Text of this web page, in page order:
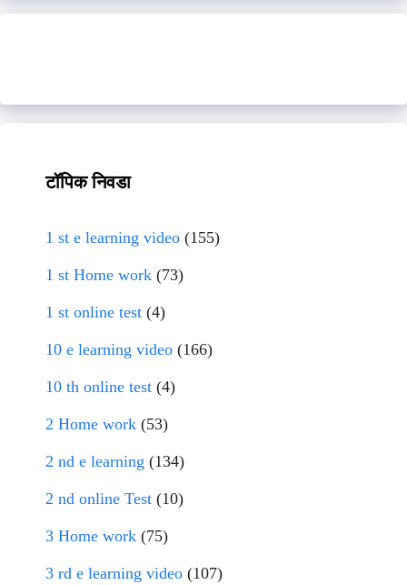
टॉपिक निवडा
1 st e learning video (155)
1 st Home work (73)
1 st online test (4)
10 e learning video (166)
10 th online test (4)
2 Home work (53)
2 nd e learning (134)
2 nd online Test (10)
3 Home work (75)
3 rd e learning video (107)